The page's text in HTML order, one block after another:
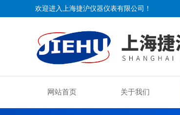
欢迎进入上海捷沪仪器仪表有限公司！
网站首页 关于我们